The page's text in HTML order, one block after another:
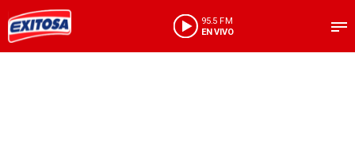
95.5 FM
EN VIVO